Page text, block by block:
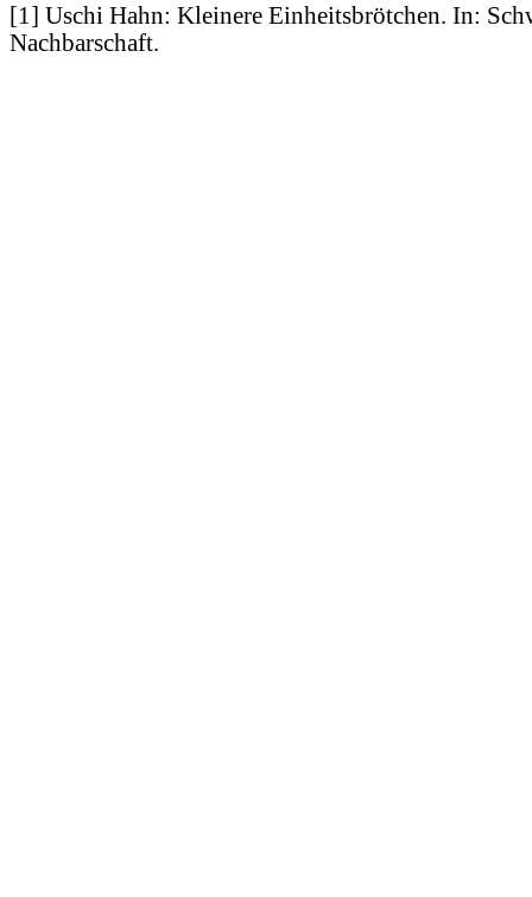
[1] Uschi Hahn: Kleinere Einheitsbrötchen. In:
Nachbarschaft.